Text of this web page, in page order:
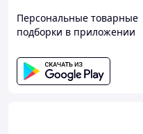
Персональные товарные
подборки в приложении